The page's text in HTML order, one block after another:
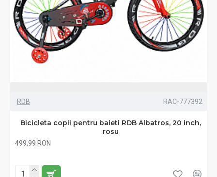
RDB RAC-777392
Bicicleta copii pentru baieti RDB Albatros, 20 inch,
rosu
499,99 RON